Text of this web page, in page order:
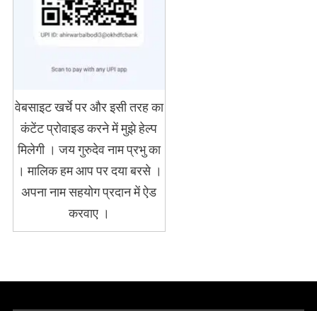
वेबसाइट खर्चे पर और इसी तरह का
कंटेंट प्रोवाइड करने में मुझे हेल्प
मिलेगी । जय गुरुदेव नाम प्रभु का
। मालिक हम आप पर दया बरसे ।
अपना नाम सहयोग प्रदान में ऐड
करवाए ।